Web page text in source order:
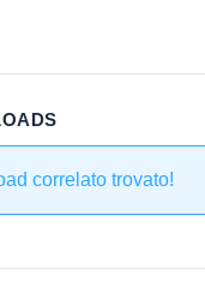
correlato trovato!